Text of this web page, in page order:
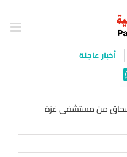
أخبار عاجلة
إسحاق من مستشفى غزة